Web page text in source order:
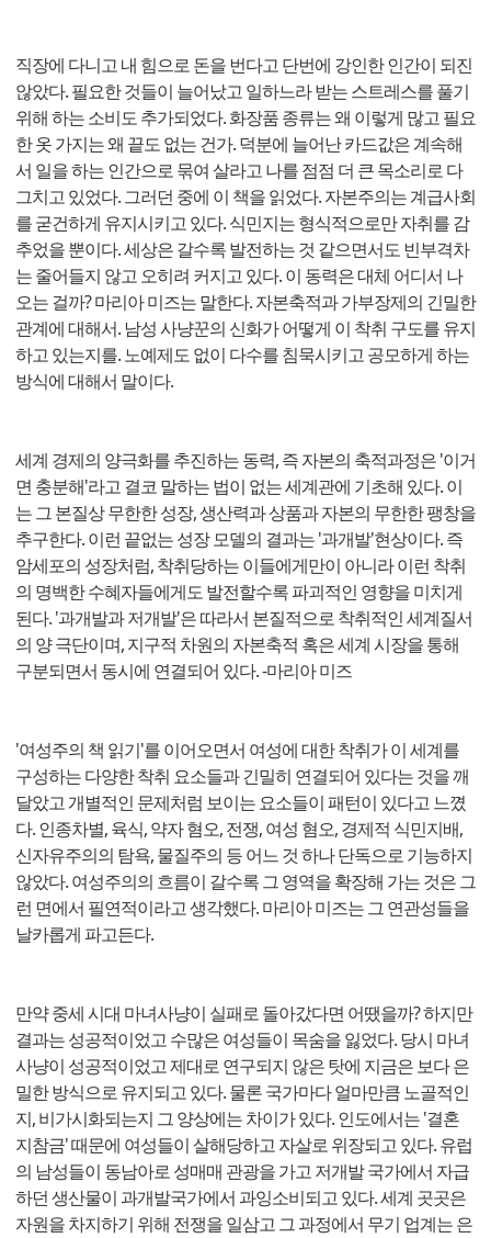
직장에 다니고 내 힘으로 돈을 번다고 단번에 강인한 인간이 되진
않았다. 필요한 것들이 늘어났고 일하느라 받는 스트레스를 풀기
위해 하는 소비도 추가되었다. 화장품 종류는 왜 이렇게 많고 필요
한 옷 가지는 왜 끝도 없는 건가. 덕분에 늘어난 카드값은 계속해
서 일을 하는 인간으로 묶여 살라고 나를 점점 더 큰 목소리로 다
그치고 있었다. 그러던 중에 이 책을 읽었다. 자본주의는 계급사회
를 굳건하게 유지시키고 있다. 식민지는 형식적으로만 자취를 감
추었을 뿐이다. 세상은 갈수록 발전하는 것 같으면서도 빈부격차
는 줄어들지 않고 오히려 커지고 있다. 이 동력은 대체 어디서 나
오는 걸까? 마리아 미즈는 말한다. 자본축적과 가부장제의 긴밀한
관계에 대해서. 남성 사냥꾼의 신화가 어떻게 이 착취 구도를 유지
하고 있는지를. 노예제도 없이 다수를 침묵시키고 공모하게 하는
방식에 대해서 말이다.
세계 경제의 양극화를 추진하는 동력, 즉 자본의 축적과정은 '이거
면 충분해'라고 결코 말하는 법이 없는 세계관에 기초해 있다. 이
는 그 본질상 무한한 성장, 생산력과 상품과 자본의 무한한 팽창을
추구한다. 이런 끝없는 성장 모델의 결과는 '과개발'현상이다. 즉
암세포의 성장처럼, 착취당하는 이들에게만이 아니라 이런 착취
의 명백한 수혜자들에게도 발전할수록 파괴적인 영향을 미치게
된다. '과개발과 저개발'은 따라서 본질적으로 착취적인 세계질서
의 양 극단이며, 지구적 차원의 자본축적 혹은 세계 시장을 통해
구분되면서 동시에 연결되어 있다. -마리아 미즈
'여성주의 책 읽기'를 이어오면서 여성에 대한 착취가 이 세계를
구성하는 다양한 착취 요소들과 긴밀히 연결되어 있다는 것을 깨
달았고 개별적인 문제처럼 보이는 요소들이 패턴이 있다고 느꼈
다. 인종차별, 육식, 약자 혐오, 전쟁, 여성 혐오, 경제적 식민지배,
신자유주의의 탐욕, 물질주의 등 어느 것 하나 단독으로 기능하지
않았다. 여성주의의 흐름이 갈수록 그 영역을 확장해 가는 것은 그
런 면에서 필연적이라고 생각했다. 마리아 미즈는 그 연관성들을
날카롭게 파고든다.
만약 중세 시대 마녀사냥이 실패로 돌아갔다면 어땠을까? 하지만
결과는 성공적이었고 수많은 여성들이 목숨을 잃었다. 당시 마녀
사냥이 성공적이었고 제대로 연구되지 않은 탓에 지금은 보다 은
밀한 방식으로 유지되고 있다. 물론 국가마다 얼마만큼 노골적인
지, 비가시화되는지 그 양상에는 차이가 있다. 인도에서는 '결혼
지참금' 때문에 여성들이 살해당하고 자살로 위장되고 있다. 유럽
의 남성들이 동남아로 성매매 관광을 가고 저개발 국가에서 자급
하던 생산물이 과개발국가에서 과잉소비되고 있다. 세계 곳곳은
자원을 차지하기 위해 전쟁을 일삼고 그 과정에서 무기 업계는 은